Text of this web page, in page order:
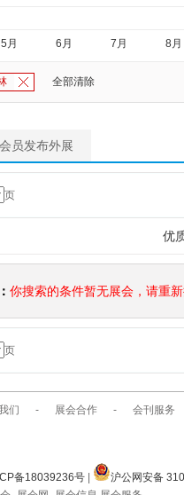
5月 6月 7月 8月
全部清除
会员发布外展
页
优
你搜索的条件暂无展会，请重
页
们 - 展会合作 - 会刊服务
备18039236号
沪公网安备